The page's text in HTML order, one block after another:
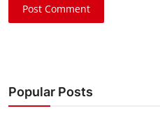
Post Comment
Popular Posts